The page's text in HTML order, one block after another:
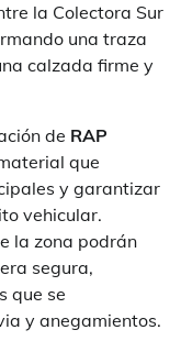
la Colectora Sur
una traza
calzada firme y
de RAP
que
y garantizar
vehicular.
la zona podrán
segura,
que se
y anegamientos.